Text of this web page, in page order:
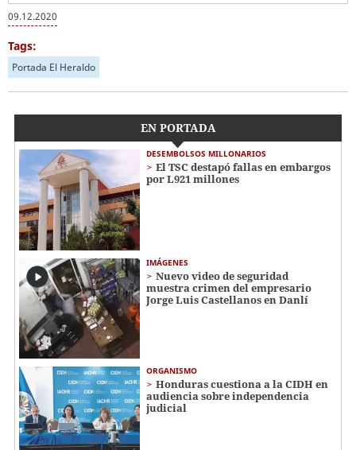
09.12.2020
Tags:
Portada El Heraldo
EN PORTADA
DESEMBOLSOS MILLONARIOS
El TSC destapó fallas en embargos
por L921 millones
IMÁGENES
Nuevo video de seguridad
muestra crimen del empresario
Jorge Luis Castellanos en Danlí
ORGANISMO
Honduras cuestiona a la CIDH en
audiencia sobre independencia
judicial